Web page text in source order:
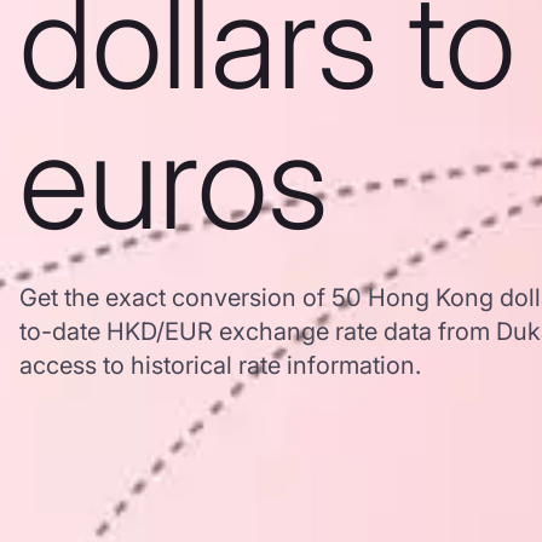
dollars to
euros
Get the exact conversion of 50 Hong Kong
to-date HKD/EUR exchange rate data from
access to historical rate information.